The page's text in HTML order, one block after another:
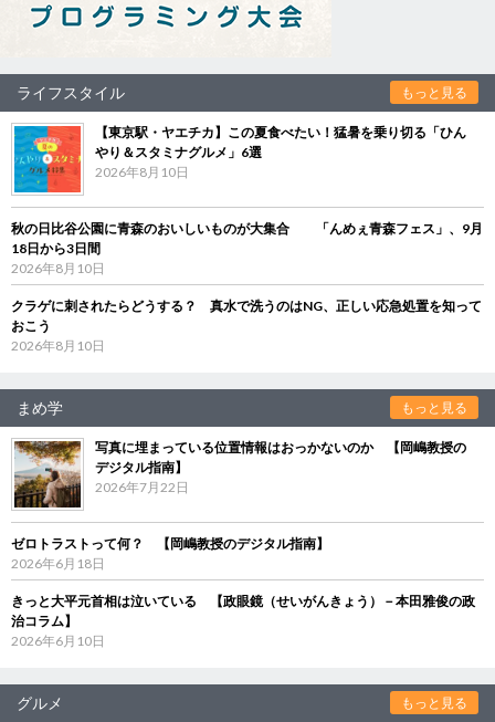
ライフスタイル もっと見る
【東京駅・ヤエチカ】この夏食べたい！猛暑を乗り切る「ひん
やり＆スタミナグルメ」6選
2026年8月10日
秋の日比谷公園に青森のおいしいものが大集合 「んめぇ青森フェス」、9月
18日から3日間
2026年8月10日
クラゲに刺されたらどうする？ 真水で洗うのはNG、正しい応急処置を知って
おこう
2026年8月10日
まめ学 もっと見る
写真に埋まっている位置情報はおっかないのか 【岡嶋教授の
デジタル指南】
2026年7月22日
ゼロトラストって何？ 【岡嶋教授のデジタル指南】
2026年6月18日
きっと大平元首相は泣いている 【政眼鏡（せいがんきょう）－本田雅俊の政
治コラム】
2026年6月10日
グルメ もっと見る